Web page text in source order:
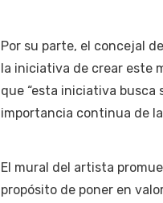
Por su parte, el concejal
la iniciativa de crear este
que “esta iniciativa busca
importancia continua de
El mural del artista
propósito de poner en